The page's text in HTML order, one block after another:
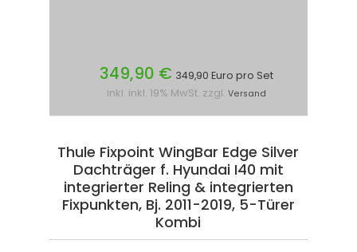
349,90 € 349,90 Euro pro Set
inkl. inkl. 19% MwSt. zzgl. Versand
Thule Fixpoint WingBar Edge Silver
Dachträger f. Hyundai I40 mit
integrierter Reling & integrierten
Fixpunkten, Bj. 2011-2019, 5-Türer
Kombi